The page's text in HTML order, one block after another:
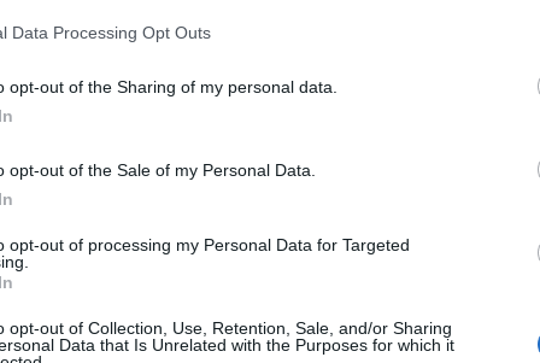
Data Processing Opt Outs
opt-out of the Sharing of my personal data.
opt-out of the Sale of my Personal Data.
opt-out of processing my Personal Data for Targeted
opt-out of Collection, Use, Retention, Sale, and/or Sharing
Data that Is Unrelated with the Purposes for which it